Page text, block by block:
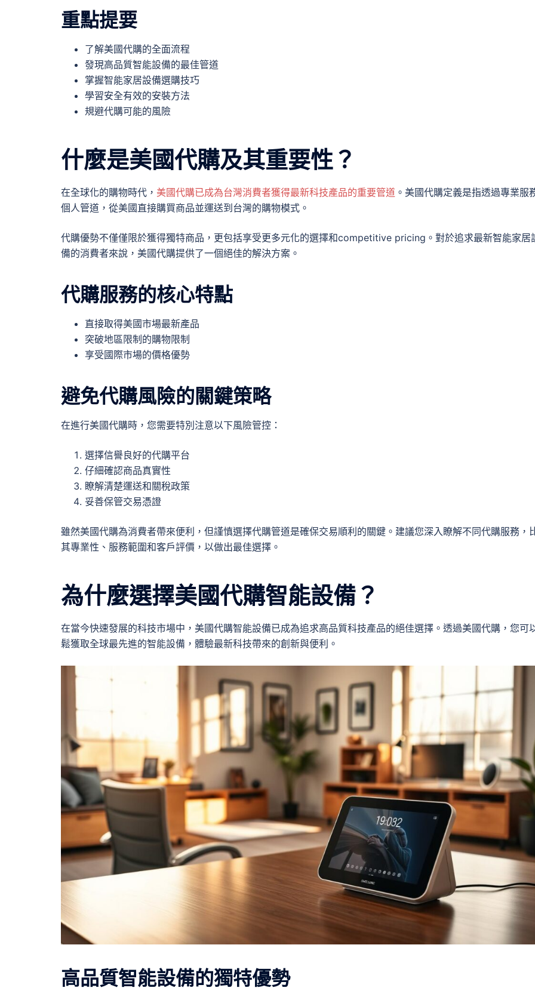
重點提要
了解美國代購的全面流程
發現高品質智能設備的最佳管道
掌握智能家居設備選購技巧
學習安全有效的安裝方法
規避代購可能的風險
什麼是美國代購及其重要性？
在全球化的購物時代， 美國代購已成為台灣消費者獲得最新科技產品的重要管道 。美國代購定義是指透過專業服
個人管道，從美國直接購買商品並運送到台灣的購物模式。
代購優勢不僅僅限於獲得獨特商品，更包括享受更多元化的選擇和competitive pricing。對於追求最新智能家居
備的消費者來說，美國代購提供了一個絕佳的解決方案。
代購服務的核心特點
直接取得美國市場最新產品
突破地區限制的購物限制
享受國際市場的價格優勢
避免代購風險的關鍵策略
在進行美國代購時，您需要特別注意以下風險管控：
選擇信譽良好的代購平台
仔細確認商品真實性
瞭解清楚運送和關稅政策
妥善保管交易憑證
雖然美國代購為消費者帶來便利，但謹慎選擇代購管道是確保交易順利的關鍵。建議您深入瞭解不同代購服務，
其專業性、服務範圍和客戶評價，以做出最佳選擇。
為什麼選擇美國代購智能設備？
在當今快速發展的科技市場中，美國代購智能設備已成為追求高品質科技產品的絕佳選擇。透過美國代購，您可
鬆獲取全球最先進的智能設備，體驗最新科技帶來的創新與便利。
高品質智能設備的獨特優勢